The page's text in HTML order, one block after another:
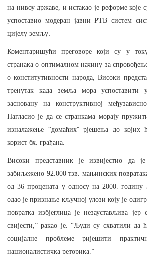
на нивоу државе, и истакао је реформе које
успоставио модеран јавни РТВ систем
цијелу земљу.
Коментаришући преговоре који су у
странака о оптималном начину за
о конститутивности народа, Високи
тренутак када земља мора успоставити
засновану на конструктивној
Нагласио је да се странкама морају
изналажење “домаћих”рјешења до којих
корист бх. грађана.
Високи представник је извијестио да
забиљежено 92.000 тзв. мањинских
од 36 процената у односу на 2000. годину
одао је признање кључној улози коју је
повратка избјеглица је незаустављива јер
свијести,” ракао је. “Људи су схватили да
социјалне проблеме ријешити
националистичка реторика.”